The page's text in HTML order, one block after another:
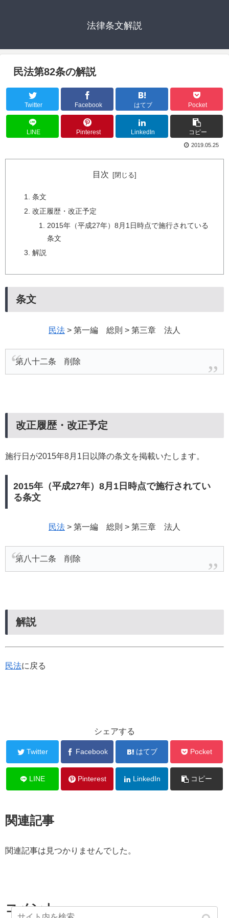
法律条文解説
民法第82条の解説
Twitter Facebook はてブ Pocket
LINE Pinterest LinkedIn コピー
2019.05.25
目次
条文
改正履歴・改正予定
2015年（平成27年）8月1日時点で施行されている
条文
解説
条文
民法 > 第一編 総則 > 第三章 法人
第八十二条 削除
改正履歴・改正予定
施行日が2015年8月1日以降の条文を掲載いたします。
2015年（平成27年）8月1日時点で施行されてい
る条文
民法 > 第一編 総則 > 第三章 法人
第八十二条 削除
解説
民法に戻る
シェアする
Twitter Facebook はてブ Pocket
LINE Pinterest LinkedIn コピー
関連記事
関連記事は見つかりませんでした。
コメント